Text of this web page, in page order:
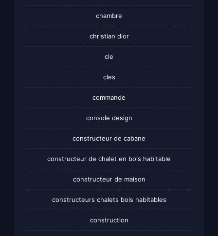
chambre
christian dior
cle
cles
commande
console design
constructeur de cabane
constructeur de chalet en bois habitable
constructeur de maison
constructeurs chalets bois habitables
construction